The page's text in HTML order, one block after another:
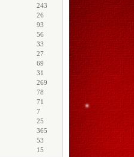
243
26
93
56
33
27
69
31
269
78
71
7
25
365
53
15